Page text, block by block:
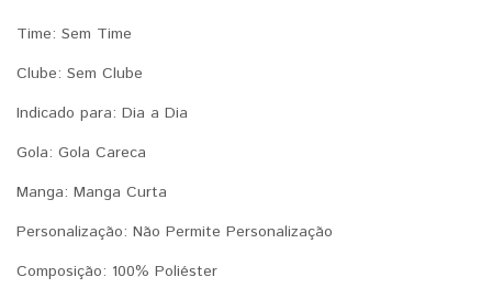
Time: Sem Time
Clube: Sem Clube
Indicado para: Dia a Dia
Gola: Gola Careca
Manga: Manga Curta
Personalização: Não Permite Personalização
Composição: 100% Poliéster